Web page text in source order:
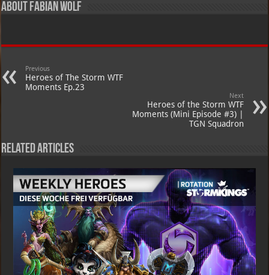
About Fabian Wolf
Previous
Heroes of The Storm WTF
Moments Ep.23
Next
Heroes of the Storm WTF
Moments (Mini Episode #3) |
TGN Squadron
Related Articles